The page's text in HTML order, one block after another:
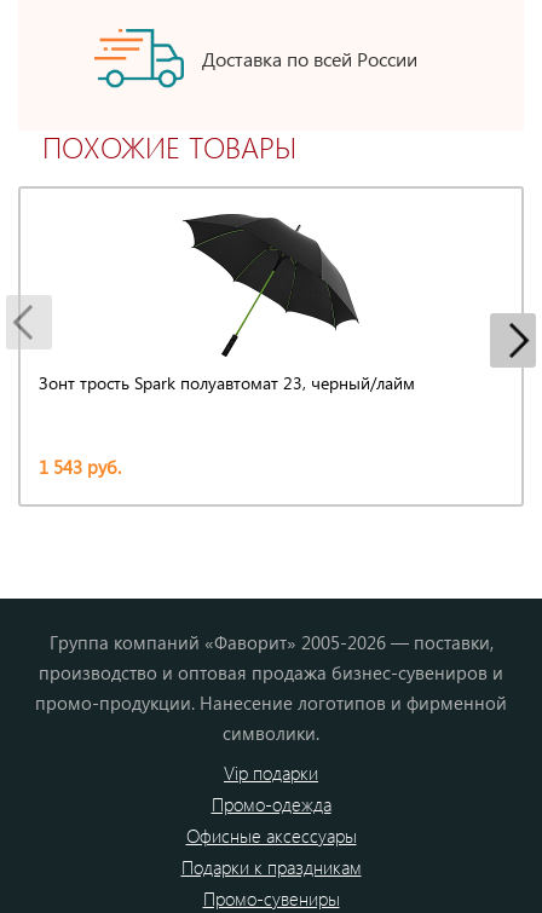
Доставка по всей России
ПОХОЖИЕ ТОВАРЫ
Зонт трость Spark полуавтомат 23, черный/лайм
1 543 руб.
Группа компаний «Фаворит» 2005-2026 — поставки,
производство и оптовая продажа бизнес-сувениров и
промо-продукции. Нанесение логотипов и фирменной
символики.
Vip подарки
Промо-одежда
Офисные аксессуары
Подарки к праздникам
Промо-сувениры